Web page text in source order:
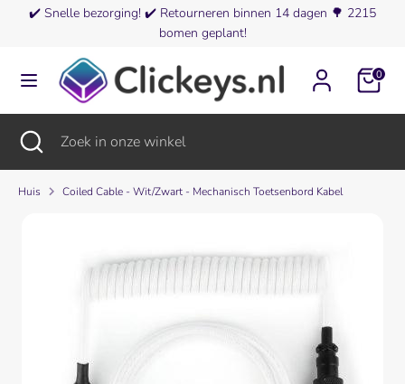
Verder
✔️ Snelle bezorging! ✔️ Retourneren binnen 14 dagen 🌳 2215
bomen geplant!
0
ZoekenZoek
winkel
Zoeken Zoek
onze
winkel
Zoekopdracht
sluiten
Huis Coiled Cable - Wit/Zwart - Mechanisch Toetsenbord Kabel